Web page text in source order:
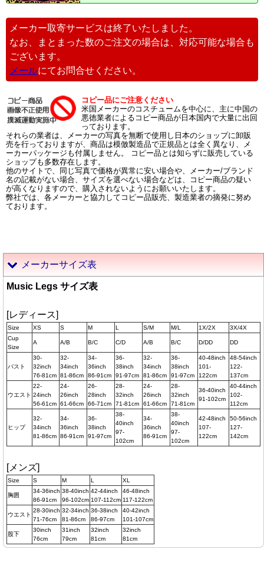
メーカー取寄サービスは終了いたしました。
なお、まとまった数のご注文の場合は、対応可能な場合も
ございます。
メールにてお問合せください。
コピー品にご注意ください
米国メーカーのコスチュームを中心に、主に中国の
悪徳業者によるコピー商品が日本国内で大量に出回
っております。
それらの業者は、メーカーの写真を無断で使用し日本のショップに卸販
売を行っておりますが、商品は模倣製造品で正規品とは全く異なり、メ
ーカーパッケージも付属しません。 コピー品とは知らずに販売している
ショップも多数存在します。
他のサイトで、同じ写真で価格が異常に安い場合や、メーカー/ブランド
名の記載がない場合、サイズを選べない場合などは、コピー商品の疑い
が高くなりますので、購入されないようにお願いいたします。
弊社では、各メーカーと協力してコピー品販売、製造業者の摘発に努め
ております。
メーカーサイズ表
Music Legs サイズ表
[レディース]
Size XS S M L S/M M/L 1X/2X
3X/4X
Cup
Size
A A/B B/C C/D A/B B/C D/DD DD
バスト
30-
32inch
76-81cm
32-
34inch
81-86cm
34-
36inch
86-91cm
36-
38inch
91-97cm
32-
34inch
81-86cm
36-
38inch
91-97cm
40-48inch
101-
122cm
48-54inch
122-
137cm
ウエスト
22-
24inch
56-61cm
24-
26inch
61-66cm
26-
28inch
66-71cm
28-
32inch
71-81cm
24-
26inch
61-66cm
28-
32inch
71-81cm
36-40inch
91-102cm
40-44inch
102-
112cm
ヒップ
32-
34inch
81-86cm
34-
36inch
86-91cm
36-
38inch
91-97cm
38-
40inch
97-
102cm
34-
36inch
86-91cm
38-
40inch
97-
102cm
42-48inch
107-
122cm
50-56inch
127-
142cm
[メンズ]
Size S M L XL
胸囲
34-36inch
86-91cm
38-40inch
96-102cm
42-44inch
107-112cm
46-48inch
117-122cm
ウエスト
28-30inch
71-76cm
32-34inch
81-86cm
36-38inch
86-97cm
40-42inch
101-107cm
股下
30inch
76cm
31inch
79cm
32inch
81cm
32inch
81cm